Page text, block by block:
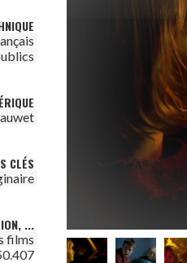
CLÉS
...
films